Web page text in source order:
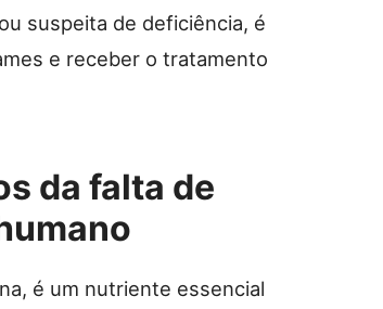
suspeita de deficiência, é
e receber o tratamento
da falta de
é um nutriente essencial